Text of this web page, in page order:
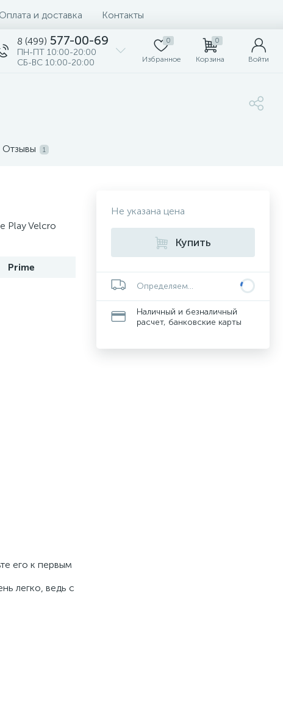
Оплата и доставка Контакты
8 (499) 577-00-69
ПН-ПТ 10:00-20:00
СБ-ВС 10:00-20:00
0
Избранное
0
Корзина Войти
Отзывы 1
Play Velcro
Prime
его к первым
легко, ведь с
Не указана цена
Купить
Определяем...
Наличный и безналичный
расчет, банковские карты